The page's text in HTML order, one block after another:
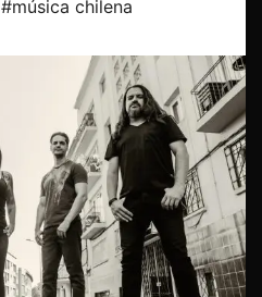
#música chilena